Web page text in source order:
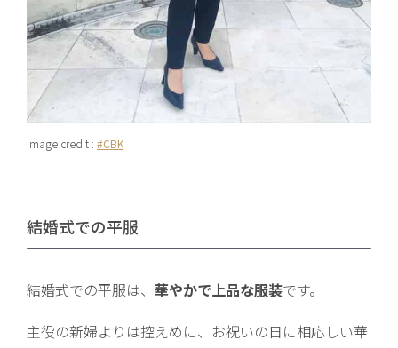
image credit : #CBK
結婚式での平服
結婚式での平服は、 華やかで上品な服装です。
主役の新婦よりは控えめに、お祝いの日に相応しい華